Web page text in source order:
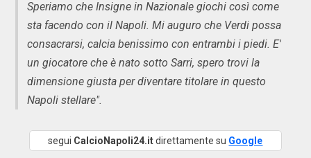
Speriamo che Insigne in Nazionale giochi così come
sta facendo con il Napoli. Mi auguro che Verdi possa
consacrarsi, calcia benissimo con entrambi i piedi. E'
un giocatore che è nato sotto Sarri, spero trovi la
dimensione giusta per diventare titolare in questo
Napoli stellare".
segui CalcioNapoli24.itdirettamente su Google